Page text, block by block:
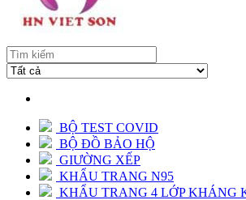
BỘ TEST COVID
BỘ ĐỒ BẢO HỘ
GIƯỜNG XẾP
KHẨU TRANG N95
KHẨU TRANG 4 LỚP KHÁNG